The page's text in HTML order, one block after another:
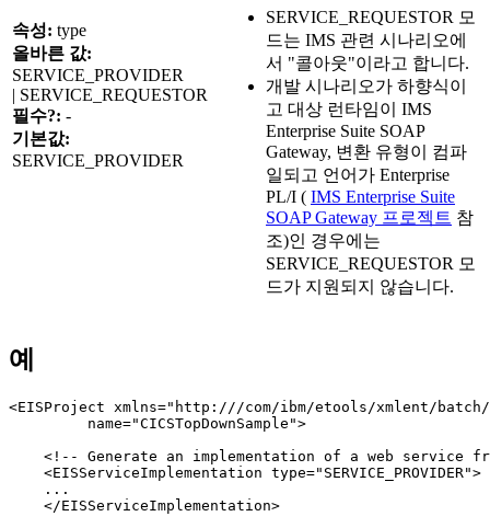
속성: type
올바른 값:
SERVICE_PROVIDER
| SERVICE_REQUESTOR
필수?: -
기본값:
SERVICE_PROVIDER
SERVICE_REQUESTOR 모
드는 IMS 관련 시나리오에
서 "콜아웃"이라고 합니다.
개발 시나리오가 하향식이
고 대상 런타임이 IMS
Enterprise Suite SOAP
Gateway, 변환 유형이 컴파
일되고 언어가 Enterprise
PL/I ( IMS Enterprise Suite
SOAP Gateway 프로젝트 참
조)인 경우에는
SERVICE_REQUESTOR 모
드가 지원되지 않습니다.
예
<EISProject xmlns="http:///com/ibm/etools/xmlent/batch/
         name="CICSTopDownSample">
<!-- Generate an implementation of a web service
    <EISServiceImplementation type="SERVICE_PROVIDER">
    ...
    </EISServiceImplementation>